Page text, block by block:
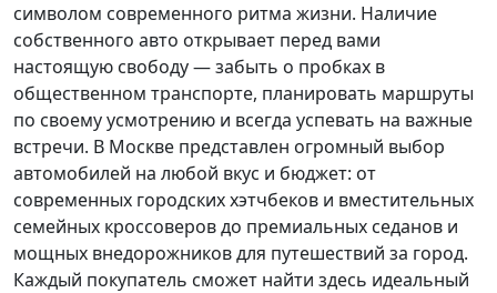
символом современного ритма жизни. Наличие
собственного авто открывает перед вами
настоящую свободу — забыть о пробках в
общественном транспорте, планировать маршруты
по своему усмотрению и всегда успевать на важные
встречи. В Москве представлен огромный выбор
автомобилей на любой вкус и бюджет: от
современных городских хэтчбеков и вместительных
семейных кроссоверов до премиальных седанов и
мощных внедорожников для путешествий за город.
Каждый покупатель сможет найти здесь идеальный